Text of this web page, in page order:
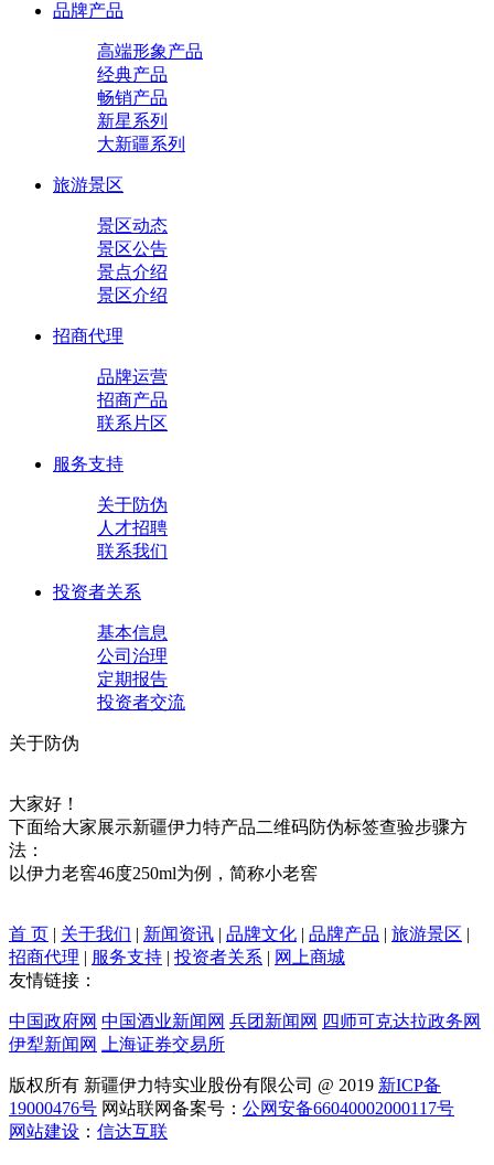
品牌产品
高端形象产品
经典产品
畅销产品
新星系列
大新疆系列
旅游景区
景区动态
景区公告
景点介绍
景区介绍
招商代理
品牌运营
招商产品
联系片区
服务支持
关于防伪
人才招聘
联系我们
投资者关系
基本信息
公司治理
定期报告
投资者交流
关于防伪
大家好！
下面给大家展示新疆伊力特产品二维码防伪标签查验步骤方
法：
以伊力老窖46度250ml为例，简称小老窖
首 页 | 关于我们 | 新闻资讯 | 品牌文化 | 品牌产品 | 旅游景区 |
招商代理 | 服务支持 | 投资者关系 | 网上商城
友情链接：
中国政府网 中国酒业新闻网 兵团新闻网 四师可克达拉政务网
伊犁新闻网
上海证券交易所
版权所有 新疆伊力特实业股份有限公司 @ 2019 新ICP备
19000476号 网站联网备案号： 公网安备66040002000117号
网站建设 ： 信达互联